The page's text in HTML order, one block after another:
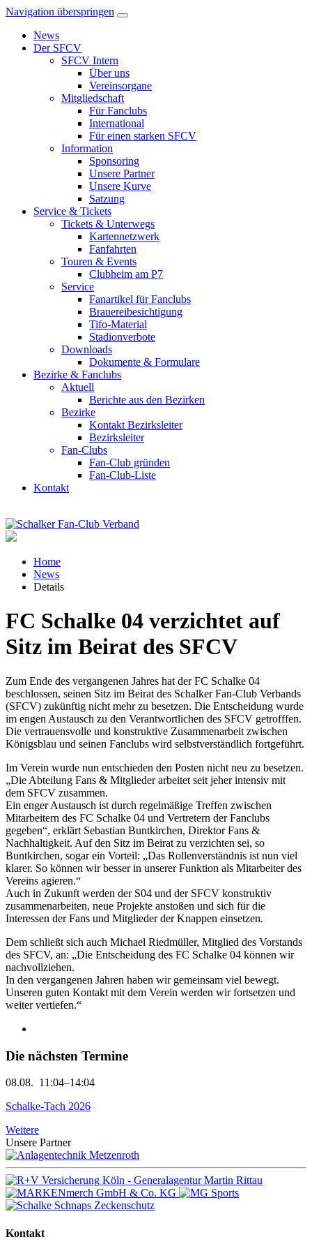
Navigation überspringen
News
Der SFCV
SFCV Intern
Über uns
Vereinsorgane
Mitgliedschaft
Für Fanclubs
International
Für einen starken SFCV
Information
Sponsoring
Unsere Partner
Unsere Kurve
Satzung
Service & Tickets
Tickets & Unterwegs
Kartennetzwerk
Fanfahrten
Touren & Events
Clubheim am P7
Service
Fanartikel für Fanclubs
Brauereibesichtigung
Tifo-Material
Stadionverbote
Downloads
Dokumente & Formulare
Bezirke & Fanclubs
Aktuell
Berichte aus den Bezirken
Bezirke
Kontakt Bezirksleiter
Bezirksleiter
Fan-Clubs
Fan-Club gründen
Fan-Club-Liste
Kontakt
Home
News
Details
FC Schalke 04 verzichtet auf
Sitz im Beirat des SFCV
Zum Ende des vergangenen Jahres hat der FC Schalke 04
beschlossen, seinen Sitz im Beirat des Schalker Fan-Club Verbands
(SFCV) zukünftig nicht mehr zu besetzen. Die Entscheidung wurde
im engen Austausch zu den Verantwortlichen des SFCV getrofffen.
Die vertrauensvolle und konstruktive Zusammenarbeit zwischen
Königsblau und seinen Fanclubs wird selbstverständlich fortgeführt.
Im Verein wurde nun entschieden den Posten nicht neu zu besetzen.
„Die Abteilung Fans & Mitglieder arbeitet seit jeher intensiv mit
dem SFCV zusammen.
Ein enger Austausch ist durch regelmäßige Treffen zwischen
Mitarbeitern des FC Schalke 04 und Vertretern der Fanclubs
gegeben“, erklärt Sebastian Buntkirchen, Direktor Fans &
Nachhaltigkeit. Auf den Sitz im Beirat zu verzichten sei, so
Buntkirchen, sogar ein Vorteil: „Das Rollenverständnis ist nun viel
klarer. So können wir besser in unserer Funktion als Mitarbeiter des
Vereins agieren.“
Auch in Zukunft werden der S04 und der SFCV konstruktiv
zusammenarbeiten, neue Projekte anstoßen und sich für die
Interessen der Fans und Mitglieder der Knappen einsetzen.
Dem schließt sich auch Michael Riedmüller, Mitglied des Vorstands
des SFCV, an: „Die Entscheidung des FC Schalke 04 können wir
nachvollziehen.
In den vergangenen Jahren haben wir gemeinsam viel bewegt.
Unseren guten Kontakt mit dem Verein werden wir fortsetzen und
weiter vertiefen.“
Die nächsten Termine
08.08. 11:04–14:04
Schalke-Tach 2026
Weitere
Unsere Partner
Kontakt